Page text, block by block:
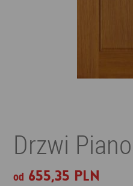
Drzwi
od 655,35 PLN